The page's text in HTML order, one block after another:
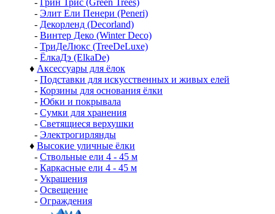
- Грин Трис (Green Trees)
- Элит Ели Пенери (Peneri)
- Декорленд (Decorland)
- Винтер Деко (Winter Deco)
- ТриДеЛюкс (TreeDeLuxe)
- ЁлкаДэ (ElkaDe)
♦ Аксессуары для ёлок
- Подставки для искусственных и живых елей
- Корзины для основания ёлки
- Юбки и покрывала
- Сумки для хранения
- Светящиеся верхушки
- Электрогирлянды
♦ Высокие уличные ёлки
- Ствольные ели 4 - 45 м
- Каркасные ели 4 - 45 м
- Украшения
- Освещение
- Ограждения